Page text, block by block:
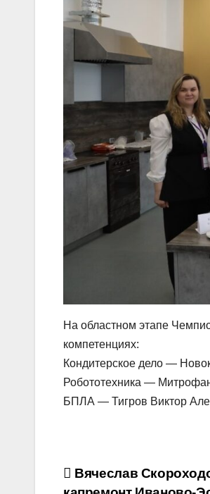
На областном этапе
компетенциях:
Кондитерское дело —
Робототехника —
БПЛА — Тигров Виктор
Навигация
Вячеслав